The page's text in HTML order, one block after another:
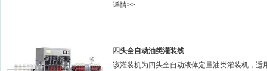
详情>>
四头全自动油类灌装线
该灌装机为四头全自动液体定量油类灌装机，